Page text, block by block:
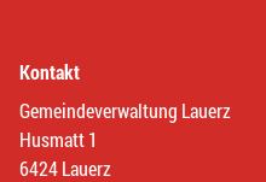
Kontakt
Gemeindeverwaltung Lauerz
Husmatt 1
6424 Lauerz